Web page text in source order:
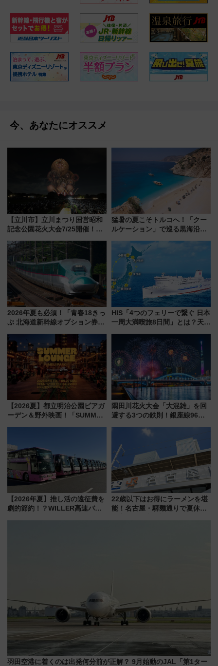
今、あなたにオススメ
【立川市】立川まつり国営昭和
記念公園花火大会7/25開催！
混雑に要注意、その理由は
猛暑の夏こそトルコへ！「クー
ルケーション」で巡る黒海沿岸
連検索数が前年比237％増、ナ
ショジオも認める『2026年に訪
れるべき世界の旅先』
2026年夏も必須！「青春18きっ
ぷ 北海道新幹線オプション券」
の罠
HIS「4つのフェリーで繋ぐ 日本
一周大満喫旅8日間」とは？天橋
の絶景＆限定グルメを網羅！煩
雑な手続きも不要でお手軽に楽
しめるプランが登場
【2026夏】都立明治公園ビアガ
ーデン＆野外映画！「SUMMER
を満喫！
隅田川花火大会「大混雑」を回
避する3つの鉄則！銀座線96本
ツリー駅の規制まとめ 7/25開催
（2026年）
【2026年夏】推し活の遠征費を
劇的節約！？WILLER高速バス
22歳以下はお得にラーメンを堪
能！名古屋・驛麺通りで夏休み
羽田空港に着くのは出発何分前が正解？ 9月始動のJAL「第1ター